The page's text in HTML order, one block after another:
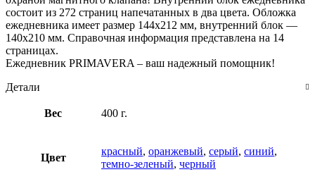
состоит из 272 страниц напечатанных в два цвета. Обложка
ежедневника имеет размер 144х212 мм, внутренний блок —
140х210 мм. Справочная информация представлена на 14
страницах.
Ежедневник PRIMAVERA – ваш надежный помощник!
Детали
Вес 400 г.
Цвет
красный, оранжевый, серый, синий,
темно-зеленый, черный